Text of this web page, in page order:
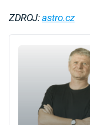
ZDROJ:astro.cz